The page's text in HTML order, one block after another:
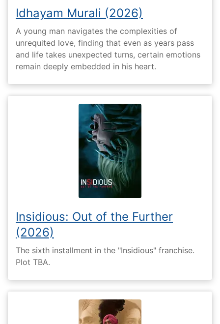
Idhayam Murali (2026)
A young man navigates the complexities of
unrequited love, finding that even as years pass
and life takes unexpected turns, certain emotions
remain deeply embedded in his heart.
Insidious: Out of the Further
(2026)
The sixth installment in the "Insidious" franchise.
Plot TBA.